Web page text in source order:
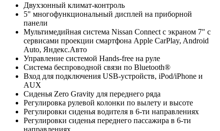
Двухзонный климат-контроль
5" многофункциональный дисплей на приборной
панели
Мультимедийная система Nissan Connect с экраном 7" с
сервисами проекции смартфона Apple CarPlay, Android
Auto, Яндекс.Авто
Управление системой Hands-free на руле
Система беспроводной связи по Bluetooth®
Вход для подключения USB-устройств, iPod/iPhone и
AUX
Сиденья Zero Gravity для переднего ряда
Регулировка рулевой колонки по вылету и высоте
Регулировки сиденья водителя в 6-ти направлениях
Регулировки сиденья переднего пассажира в 6-ти
направлениях